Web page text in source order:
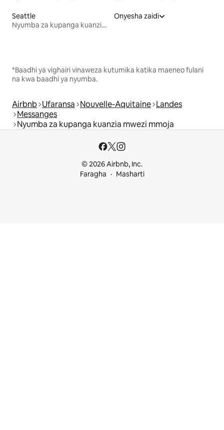
Seattle
Nyumba za kupanga kuanzia mwezi mmoja
Onyesha zaidi
*Baadhi ya vighairi vinaweza kutumika katika maeneo fulani
na kwa baadhi ya nyumba.
Airbnb Ufaransa Nouvelle-Aquitaine Landes
Messanges
Nyumba za kupanga kuanzia mwezi mmoja
© 2026 Airbnb, Inc.
Faragha
Masharti